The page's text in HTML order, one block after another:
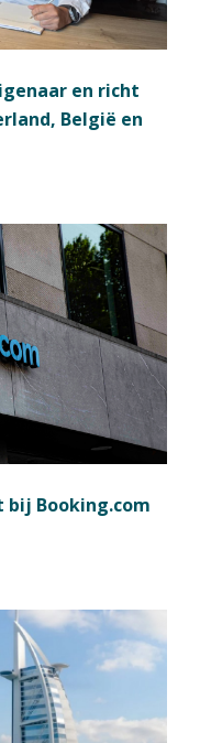
en richt
België en
bij Booking.com